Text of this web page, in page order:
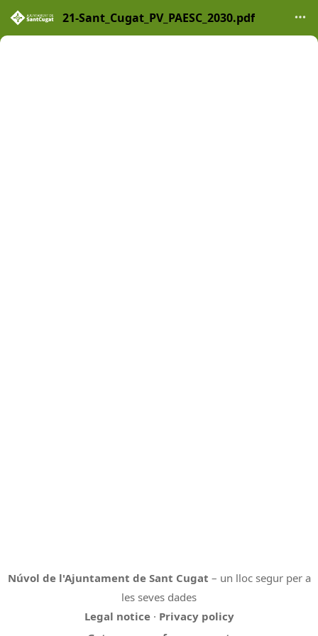
21-Sant_Cugat_PV_PAESC_2030.pdf
Núvol de l'Ajuntament de Sant Cugat – un lloc segur per a
les seves dades
Legal notice· Privacy policy